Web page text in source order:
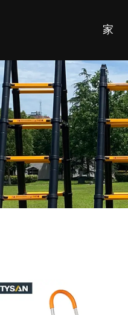
家